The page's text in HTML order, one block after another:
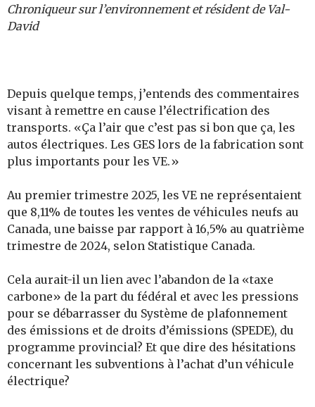
Chroniqueur sur l’environnement et résident de Val-
David
Depuis quelque temps, j’entends des commentaires
visant à remettre en cause l’électrification des
transports. «Ça l’air que c’est pas si bon que ça, les
autos électriques. Les GES lors de la fabrication sont
plus importants pour les VE.»
Au premier trimestre 2025, les VE ne représentaient
que 8,11% de toutes les ventes de véhicules neufs au
Canada, une baisse par rapport à 16,5% au quatrième
trimestre de 2024, selon Statistique Canada.
Cela aurait-il un lien avec l’abandon de la «taxe
carbone» de la part du fédéral et avec les pressions
pour se débarrasser du Système de plafonnement
des émissions et de droits d’émissions (SPEDE), du
programme provincial? Et que dire des hésitations
concernant les subventions à l’achat d’un véhicule
électrique?